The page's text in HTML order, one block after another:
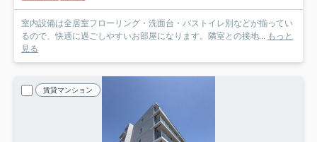
室内設備は全居室フローリング・洗面台・バストイレ別などが揃ってい
るので、快適に過ごしやすいお部屋になります。隣室との接地...
もっと
見る
賃貸マンション